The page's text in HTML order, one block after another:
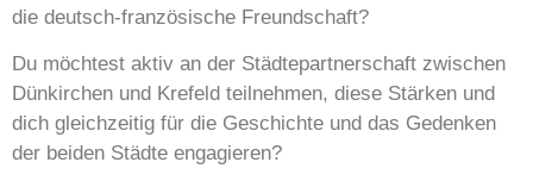
die deutsch-französische Freundschaft?
Du möchtest aktiv an der Städtepartnerschaft zwischen
Dünkirchen und Krefeld teilnehmen, diese Stärken und
dich gleichzeitig für die Geschichte und das Gedenken
der beiden Städte engagieren?